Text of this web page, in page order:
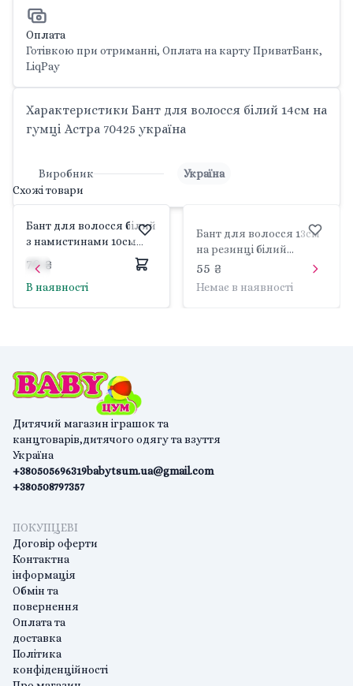
Оплата
Готівкою при отриманні, Оплата на карту ПриватБанк,
LiqPay
Характеристики Бант для волосся білий 14см на
гумці Астра 70425 україна
Виробник
Україна
Схожі товари
Бант для волосся білий
з намистинами 10см
україна
70 ₴
В наявності
Бант для волосся 13см
на резинці білий
органза з срібним
кантом на планшеті
55 ₴
Немає в наявності
Дитячий магазин іграшок та
канцтоварів,дитячого одягу та взуття
Україна
+380505696319
+380508797357
babytsum.ua@gmail.com
ПОКУПЦЕВІ
Договір оферти
Контактна
інформація
Обмін та
повернення
Оплата та
доставка
Політика
конфіденційності